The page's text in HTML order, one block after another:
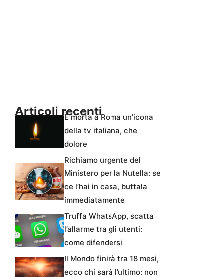
Articoli recentiÈ morta a Roma un’icona
della tv italiana, che
dolore
Richiamo urgente del
Ministero per la Nutella: se
ce l’hai in casa, buttala
immediatamente
Truffa WhatsApp, scatta
l’allarme tra gli utenti:
come difendersi
Il Mondo finirà tra 18 mesi,
ecco chi sarà l’ultimo: non